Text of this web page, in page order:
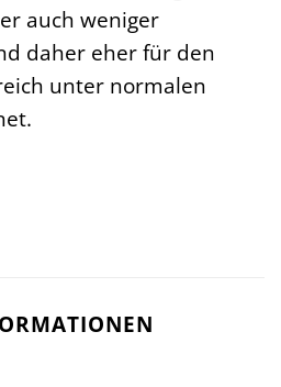
auch weniger
daher eher für den
unter normalen